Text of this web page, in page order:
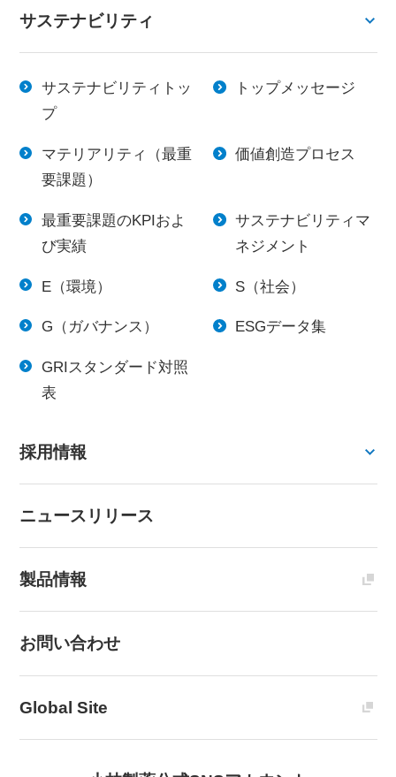
サステナビリティ
サステナビリティトッ
プ
トップメッセージ
マテリアリティ（最重
要課題）
価値創造プロセス
最重要課題のKPIおよ
び実績
サステナビリティマ
ネジメント
E（環境） S（社会）
G（ガバナンス） ESGデータ集
GRIスタンダード対照
表
採用情報
ニュースリリース
製品情報
お問い合わせ
Global Site